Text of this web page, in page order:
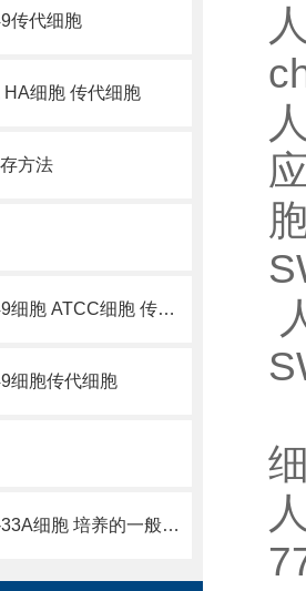
传代细胞
HA细胞 传代细胞
方法
人肺癌细胞 A549细胞 ATCC细胞 传代细胞
细胞传代细胞
人宫颈癌细胞C-33A细胞 培养的一般过程